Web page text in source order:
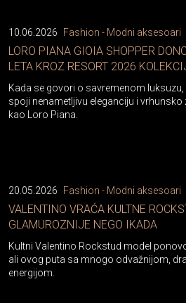
10.06.2026 Fashion - Modni aksesoari
LORO PIANA GIOIA SHOPPER
LETA KROZ RESORT 2026
Kada se govori o savremenom
spoji nenametljivu eleganciju i
kao Loro Piana.
20.05.2026 Fashion - Modni aksesoari
VALENTINO VRAĆA KULTNE
GLAMUROZNIJE NEGO IKADA
Kultni Valentino Rockstud model
ali ovog puta sa mnogo odvažnijom,
energijom.